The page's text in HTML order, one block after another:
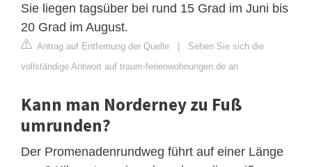
Sie liegen tagsüber bei rund 15 Grad im Juni bis
20 Grad im August.
Antrag auf Entfernung der Quelle | Sehen Sie sich die
vollständige Antwort auf traum-ferienwohnungen.de an
Kann man Norderney zu Fuß
umrunden?
Der Promenadenrundweg führt auf einer Länge